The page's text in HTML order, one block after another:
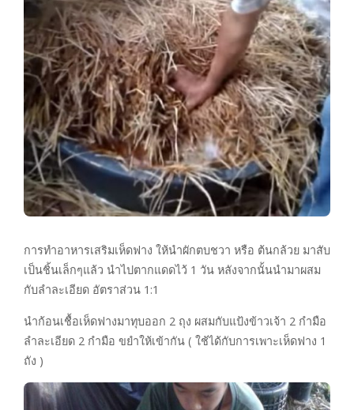
การทำอาหารเสริมเห็ดฟาง ให้นำผักตบชวา หรือ ต้นกล้วย มาสับ
เป็นชิ้นเล็กๆแล้ว นำไปตากแดดไว้ 1 วัน หลังจากนั้นนำมาผสม
กับลำละเอียด อัตราส่วน 1:1
นำก้อนเชื้อเห็ดฟางมาทุบออก 2 ถุง ผสมกับแป้งข้าวเจ้า 2 กำมือ
ลำละเอียด 2 กำมือ ขยำให้เข้ากัน ( ใช้ได้กับการเพาะเห็ดฟาง 1
ถัง )